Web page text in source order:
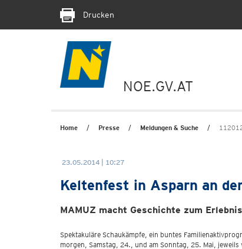
Drucken
NOE.GV.AT
Home Presse Meldungen & Suche
23.05.2014 | 10:27
Keltenfest in Asparn an
MAMUZ macht Geschichte zum Erlebnis
Spektakuläre Schaukämpfe, ein buntes
morgen, Samstag, 24., und am Sonntag, 25. Mai,